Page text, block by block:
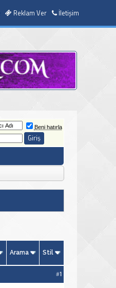
Reklam Ver İletişim
Beni hatırla
Arama Stil
#1